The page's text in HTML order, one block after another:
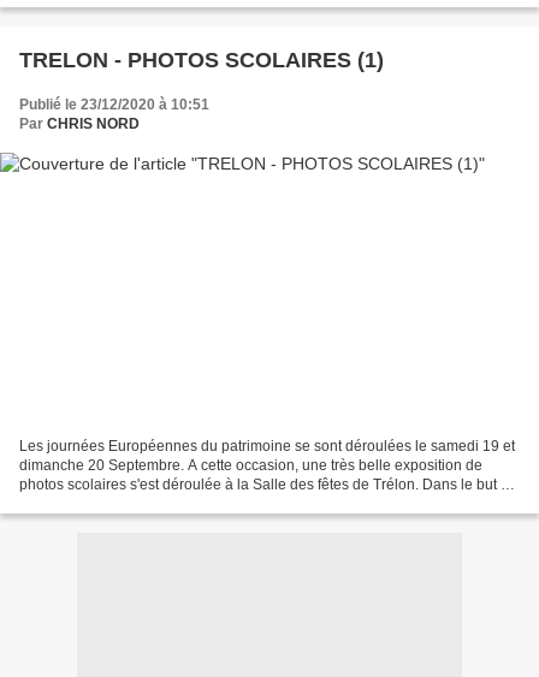
TRELON - PHOTOS SCOLAIRES (1)
Publié le 23/12/2020 à 10:51
Par CHRIS NORD
Les journées Européennes du patrimoine se sont déroulées le samedi 19 et
dimanche 20 Septembre. A cette occasion, une très belle exposition de
photos scolaires s'est déroulée à la Salle des fêtes de Trélon. Dans le but de